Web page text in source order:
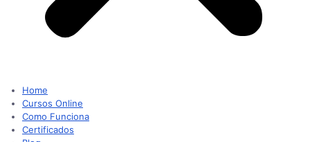
Home
Cursos Online
Como Funciona
Certificados